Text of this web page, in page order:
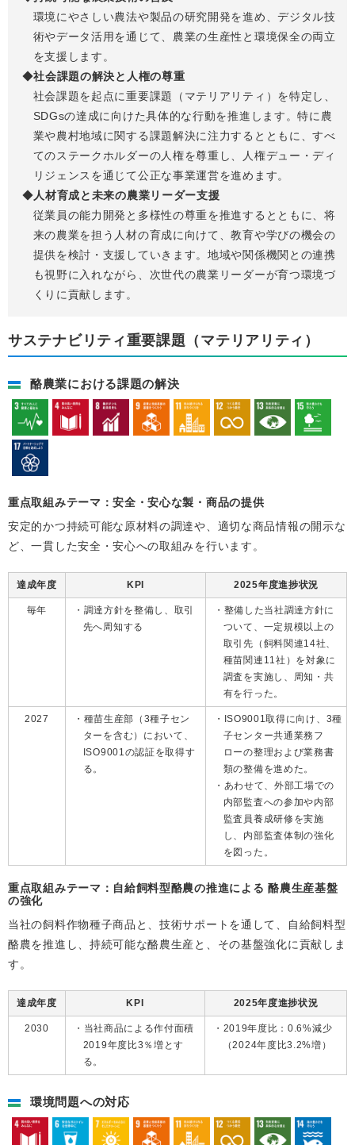
環境にやさしい農法や製品の研究開発を進め、デジタル技
術やデータ活用を通じて、農業の生産性と環境保全の両立
を支援します。
社会課題の解決と人権の尊重
社会課題を起点に重要課題（マテリアリティ）を特定し、
SDGsの達成に向けた具体的な行動を推進します。特に農
業や農村地域に関する課題解決に注力するとともに、すべ
てのステークホルダーの人権を尊重し、人権デュー・ディ
リジェンスを通じて公正な事業運営を進めます。
人材育成と未来の農業リーダー支援
従業員の能力開発と多様性の尊重を推進するとともに、将
来の農業を担う人材の育成に向けて、教育や学びの機会の
提供を検討・支援していきます。地域や関係機関との連携
も視野に入れながら、次世代の農業リーダーが育つ環境づ
くりに貢献します。
サステナビリティ重要課題（マテリアリティ）
酪農業における課題の解決
重点取組みテーマ：安全・安心な製・商品の提供
安定的かつ持続可能な原材料の調達や、適切な商品情報の開示な
ど、一貫した安全・安心への取組みを行います。
達成年度 KPI 2025年度進捗状況
毎年
調達方針を整備し、取引
先へ周知する
整備した当社調達方針に
ついて、一定規模以上の
取引先（飼料関連14社、
種苗関連11社）を対象に
調査を実施し、周知・共
有を行った。
2027
種苗生産部（3種子セン
ターを含む）において、
ISO9001の認証を取得す
る。
ISO9001取得に向け、3種
子センター共通業務フ
ローの整理および業務書
類の整備を進めた。
あわせて、外部工場での
内部監査への参加や内部
監査員養成研修を実施
し、内部監査体制の強化
を図った。
重点取組みテーマ：自給飼料型酪農の推進による 酪農生産基盤
の強化
当社の飼料作物種子商品と、技術サポートを通して、自給飼料型
酪農を推進し、持続可能な酪農生産と、その基盤強化に貢献しま
す。
達成年度 KPI 2025年度進捗状況
2030
当社商品による作付面積
2019年度比3％増とす
る。
2019年度比：0.6%減少
（2024年度比3.2%増）
環境問題への対応